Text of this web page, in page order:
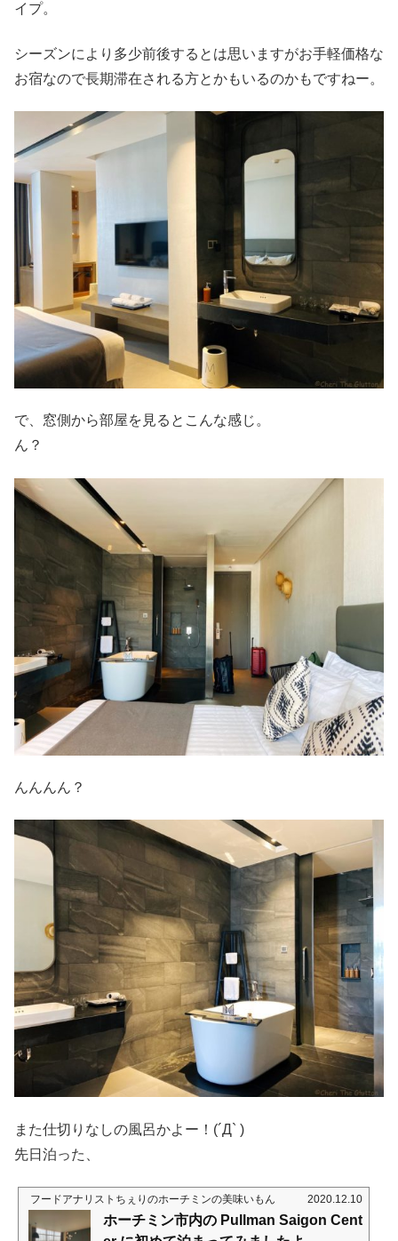
イプ。
シーズンにより多少前後するとは思いますがお手軽価格な
お宿なので長期滞在される方とかもいるのかもですねー。
で、窓側から部屋を見るとこんな感じ。
ん？
んんんん？
また仕切りなしの風呂かよー！(´Д` )
先日泊った、
フードアナリストちぇりのホーチミンの美味いもん 2020.12.10
ホーチミン市内の Pullman Saigon Cent